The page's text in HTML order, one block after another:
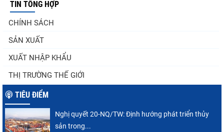
Thuế Mục 301 và bài toán thích ứng của
tôm Việt tại thị...
Nguồn cung giảm, giá cá rô phi Trung Quốc
TIN TỔNG HỢP
CHÍNH SÁCH
SẢN XUẤT
XUẤT NHẬP KHẨU
THỊ TRƯỜNG THẾ GIỚI
TIÊU ĐIỂM
Nghị quyết 20-NQ/TW: Định hướng phát triển thủy
sản trong...